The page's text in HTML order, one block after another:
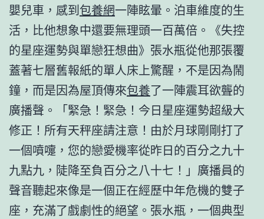
嬰兒車，感到包養網一陣眩暈。泊車維度的生
活，比他想象中還要無理頭一百萬倍。《失控
的星座運勢與單戀狂想曲》張水瓶從他那張覆
蓋著七層舊報紙的單人床上驚醒，不是因為鬧
鐘，而是因為屋頂傳來包養了一陣震耳欲聾的
廣播聲。「緊急！緊急！今日星座運勢超級大
修正！所有天秤座請注意！由於月球剛剛打了
一個噴嚏，您的戀愛機率從昨日的百分之九十
九點九，陡降至負百分之八十七！」廣播員的
聲音聽起來像是一個正在經歷中年危機的雙子
座，充滿了戲劇性的絕望。張水瓶，一個典型